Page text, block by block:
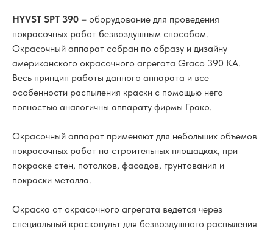
HYVST SPT 390 – оборудование для проведения
покрасочных работ безвоздушным способом.
Окрасочный аппарат собран по образу и дизайну
американского окрасочного агрегата Graco 390 KA.
Весь принцип работы данного аппарата и все
особенности распыления краски с помощью него
полностью аналогичны аппарату фирмы Грако.
Окрасочный аппарат применяют для небольших объемов
покрасочных работ на строительных площадках, при
покраске стен, потолков, фасадов, грунтования и
покраски металла.
Окраска от окрасочного агрегата ведется через
специальный краскопульт для безвоздушного распыления